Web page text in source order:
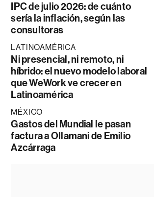
IPC de julio 2026: de cuánto
sería la inflación, según las
consultoras
LATINOAMÉRICA
Ni presencial, ni remoto, ni
híbrido: el nuevo modelo laboral
que WeWork ve crecer en
Latinoamérica
MÉXICO
Gastos del Mundial le pasan
factura a Ollamani de Emilio
Azcárraga